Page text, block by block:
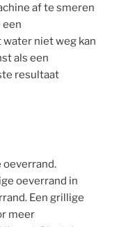
af te smeren
een
niet weg kan
als een
resultaat
oeverrand.
oeverrand in
Een grillige
meer